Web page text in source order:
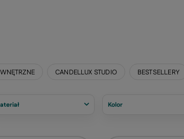
CANDELLUX STUDIO BESTSELLERY
Kolor